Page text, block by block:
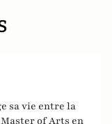
sa vie entre la
of Arts en